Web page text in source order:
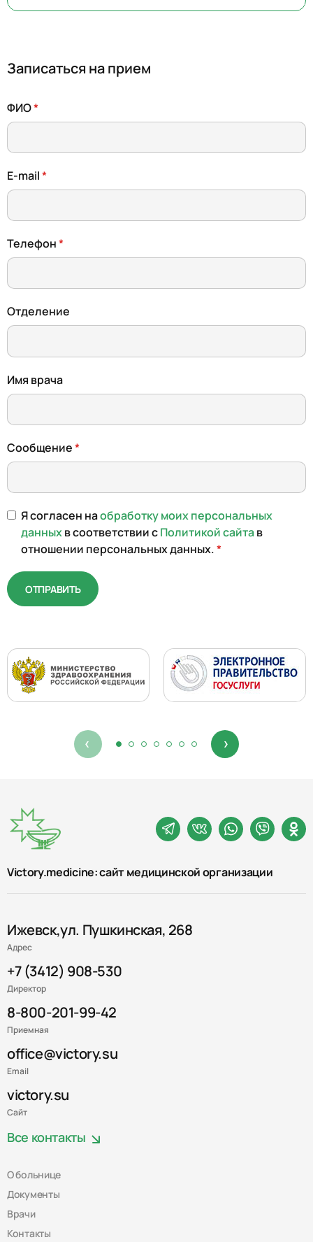
Записаться на прием
ФИО
E-mail
Телефон
Отделение
Имя врача
Сообщение
Я согласен наобработку моих персональных
данныхв соответствии сПолитикой сайтав
отношении персональных данных.
Victory.medicine: сайт медицинской организации
Ижевск,ул. Пушкинская, 268
Адрес
+7 (3412) 908-530
Директор
8-800-201-99-42
Приемная
office@victory.su
Email
victory.su
Сайт
О больнице
Документы
Врачи
Контакты
Все контакты